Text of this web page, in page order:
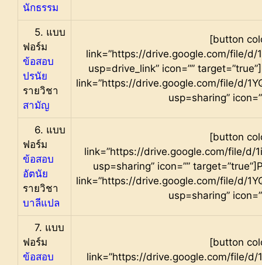
นักธรรม
5. แบบ
ฟอร์ม
ข้อสอบ
ปรนัย
รายวิชา
สามัญ
[button
link=”https://drive.google.com/file/d/
usp=drive_link” icon=””
link=”https://drive.google.com/file/d/
usp=sharing”
6. แบบ
ฟอร์ม
ข้อสอบ
อัตนัย
รายวิชา
บาลีแปล
[button
link=”https://drive.google.com/file/d/
usp=sharing” icon=””
link=”https://drive.google.com/file/d/
usp=sharing”
7. แบบ
ฟอร์ม
ข้อสอบ
[button
link=”https://drive.google.com/file/d/